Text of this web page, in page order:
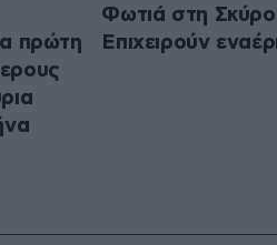
πρώτη
Φωτιά στη
Επιχειρούν